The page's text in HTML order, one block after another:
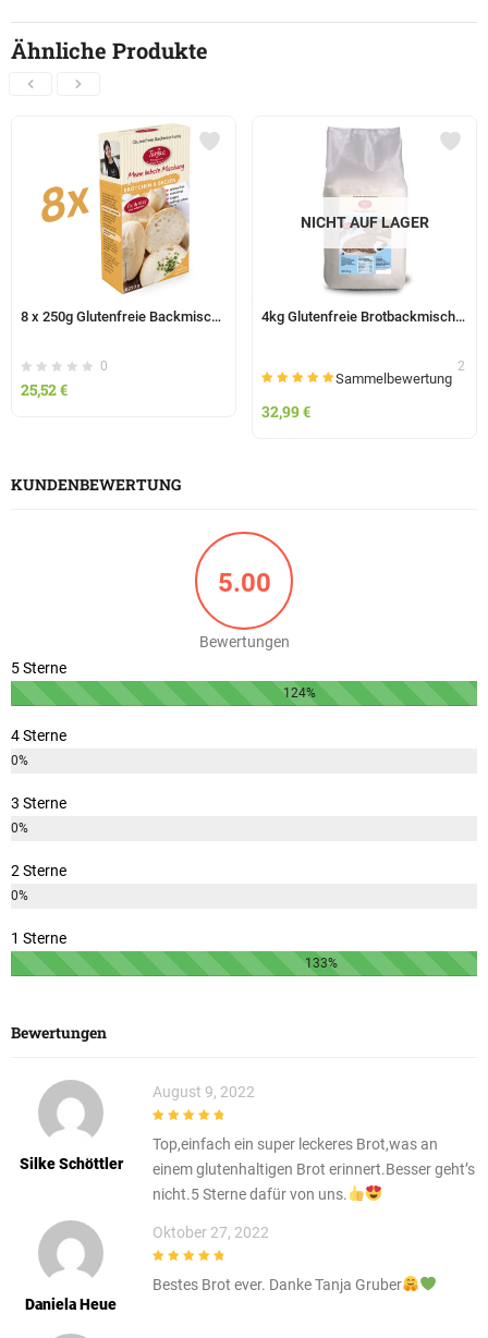
Ähnliche Produkte
8 x 250g Glutenfreie Backmischung BRÖTCHEN & BREZEN – Tanjas glutenfrei
0
25,52€
NICHT AUF LAGER
4kg Glutenfreie Brotbackmischung DUNKEL – Tanjas glutenfrei
5.00
von 5
Sammelbewertung
2
32,99€
KUNDENBEWERTUNG
5.00
Bewertungen
5 Sterne
124%
4 Sterne
0%
3 Sterne
0%
2 Sterne
0%
1 Sterne
133%
Bewertungen
Silke Schöttler
August 9, 2022
Top,einfach ein super leckeres Brot,was an
einem glutenhaltigen Brot erinnert.Besser geht’s
nicht.5 Sterne dafür von uns.
Daniela Heue
Oktober 27, 2022
Bestes Brot ever. Danke Tanja Gruber